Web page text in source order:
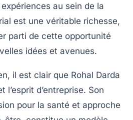
au sein de la
est une véritable richesse,
parti de cette opportunité
idées et avenues.
il est clair que Rohal Darda
l’esprit d’entreprise. Son
pour la santé et approche